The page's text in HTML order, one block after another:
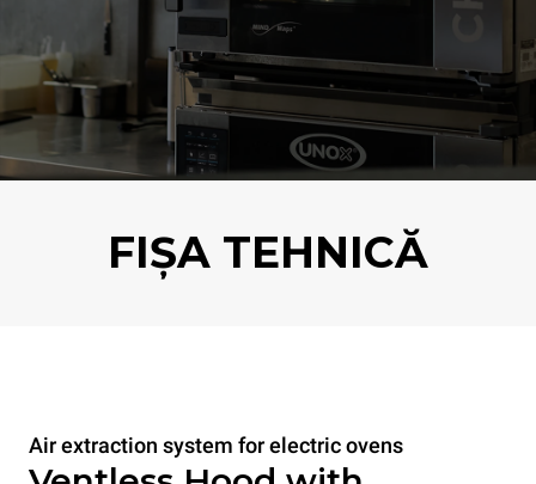
FIȘA TEHNICĂ
Air extraction system for electric ovens